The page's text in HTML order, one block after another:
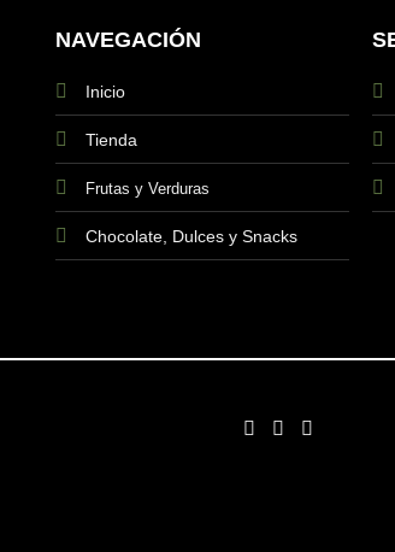
NAVEGACIÓN
Inicio
Tienda
Frutas y Verduras
Chocolate, Dulces y Snacks